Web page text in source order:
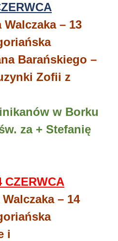
– 13
Barańskiego –
Zofii z
w Borku
za + Stefanię
CZERWCA
– 14
i